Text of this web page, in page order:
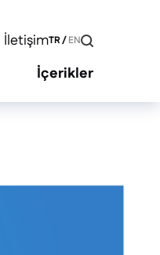
İletişimTR/EN
İçerikler